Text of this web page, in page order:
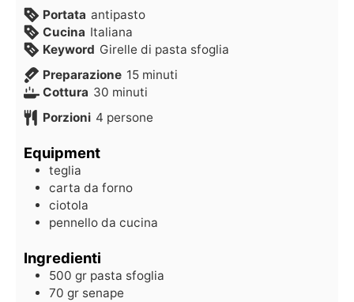
Portata antipasto
Cucina Italiana
Keyword Girelle di pasta sfoglia
Preparazione 15 minuti
Cottura 30 minuti
Porzioni 4 persone
Equipment
teglia
carta da forno
ciotola
pennello da cucina
Ingredienti
500 gr pasta sfoglia
70 gr senape